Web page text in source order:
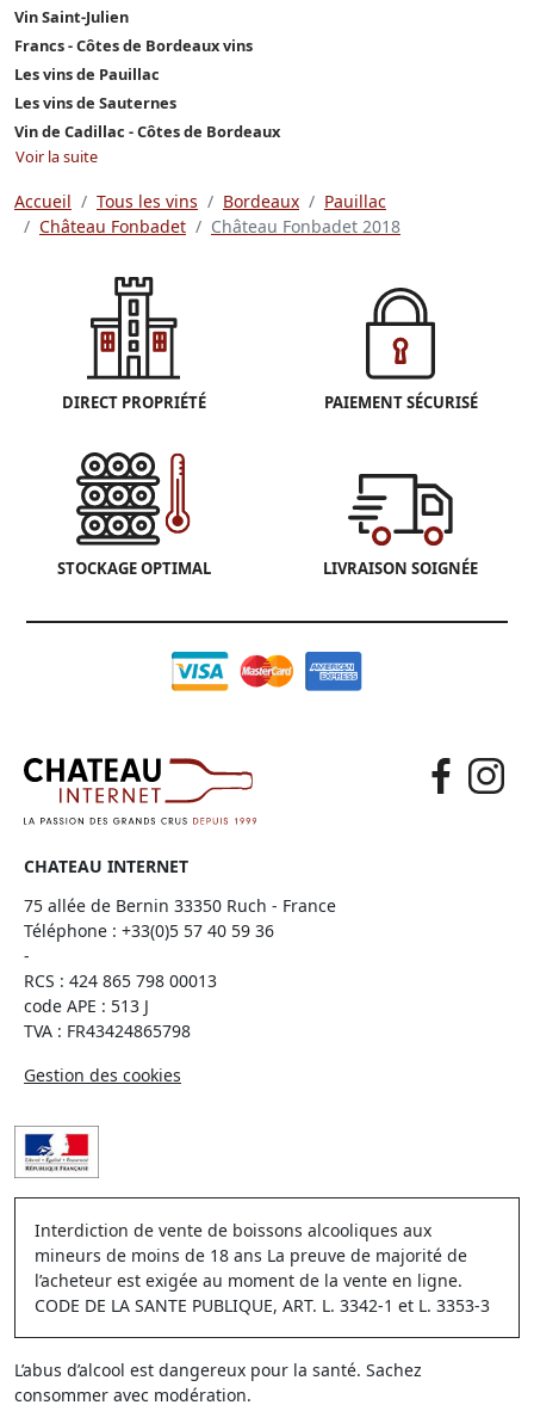
Vin Saint-Julien
Francs - Côtes de Bordeaux vins
Les vins de Pauillac
Les vins de Sauternes
Vin de Cadillac - Côtes de Bordeaux
Voir la suite
Accueil Tous les vins Bordeaux
Pauillac
Château Fonbadet
Château Fonbadet 2018
DIRECT PROPRIÉTÉ PAIEMENT SÉCURISÉ
STOCKAGE OPTIMAL LIVRAISON SOIGNÉE
CHATEAU INTERNET
75 allée de Bernin 33350 Ruch - France
Téléphone : +33(0)5 57 40 59 36
-
RCS : 424 865 798 00013
code APE : 513 J
TVA : FR43424865798
Gestion des cookies
Interdiction de vente de boissons alcooliques aux
mineurs de moins de 18 ans La preuve de majorité de
l’acheteur est exigée au moment de la vente en ligne.
CODE DE LA SANTE PUBLIQUE, ART. L. 3342-1 et L. 3353-3
L’abus d’alcool est dangereux pour la santé. Sachez
consommer avec modération.